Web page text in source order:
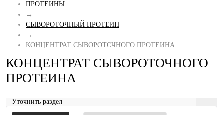
ПРОТЕИНЫ
→
СЫВОРОТОЧНЫЙ ПРОТЕИН
→
КОНЦЕНТРАТ CЫВОРОТОЧНОГО ПРОТЕИНА
КОНЦЕНТРАТ CЫВОРОТОЧНОГО
ПРОТЕИНА
Уточнить раздел